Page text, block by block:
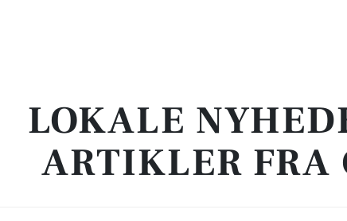
LOKALE
ARTIKLER FRA